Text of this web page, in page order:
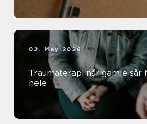
02. May 2026
Traumaterapi når gamle sår får lov at
hele